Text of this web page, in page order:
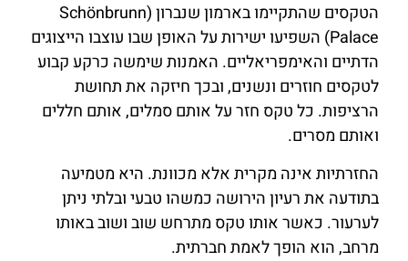
הטקסים שהתקיימו בארמון שנברון (Schönbrunn
Palace) השפיעו ישירות על האופן שבו עוצבו הייצוגים
הדתיים והאימפריאליים. האמנות שימשה כרקע קבוע
לטקסים חוזרים ונשנים, ובכך חיזקה את תחושת
הרציפות. כל טקס חזר על אותם סמלים, אותם חללים
ואותם מסרים.
החזרתיות אינה מקרית אלא מכוונת. היא מטמיעה
בתודעה את רעיון הירושה כמשהו טבעי ובלתי ניתן
לערעור. כאשר אותו טקס מתרחש שוב ושוב באותו
מרחב, הוא הופך לאמת חברתית.